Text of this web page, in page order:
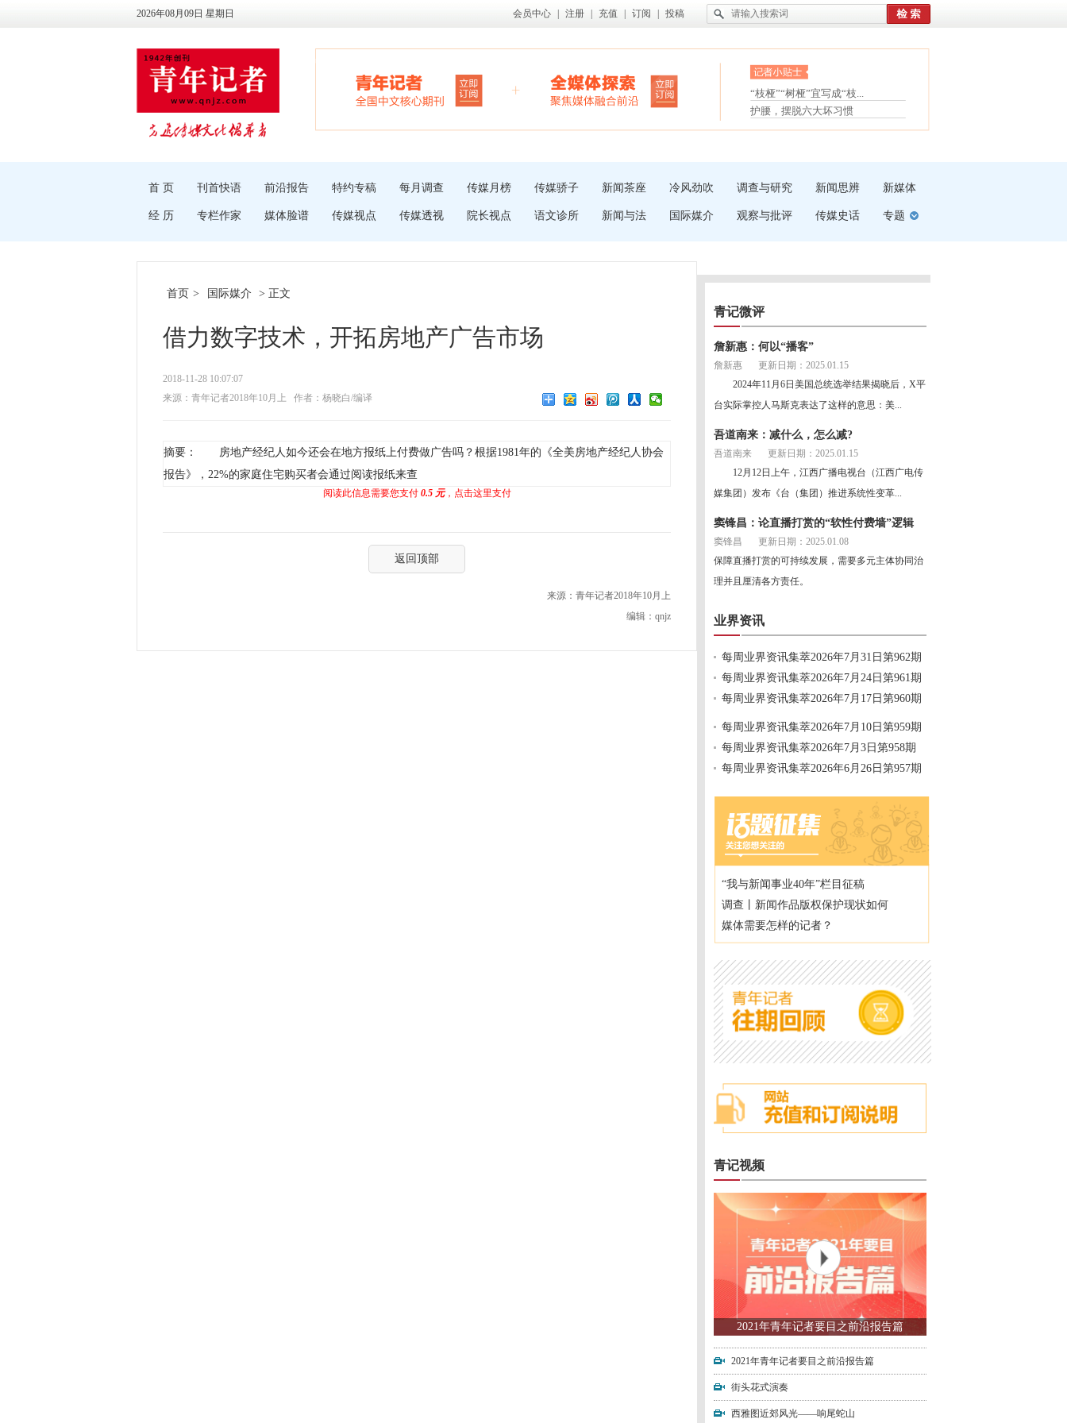
2026年08月09日 星期日 会员中心 注册 充值 订阅 投稿
眼白变红或是结膜下出血
“枝桠”“树桠”宜写成“枝...
夏天缓解疲劳有三招
护腰，摆脱六大坏习惯
首 页 刊首快语 前沿报告 特约专稿 每月调查 传媒月榜 传媒骄子 新闻茶座 冷风劲吹 调查与研究 新闻思辨 新媒体
经 历 专栏作家 媒体脸谱 传媒视点 传媒透视 院长视点 语文诊所 新闻与法 国际媒介 观察与批评 传媒史话 专题
首页 > 国际媒介 > 正文
借力数字技术，开拓房地产广告市场
2018-11-28 10:07:07
来源：青年记者2018年10月上
作者：杨晓白/编译
摘要： 房地产经纪人如今还会在地方报纸上付费做广告吗？根据1981年的《全美房地产经纪人协会
报告》，22%的家庭住宅购买者会通过阅读报纸来查
阅读此信息需要您支付 0.5 元，点击这里支付
返回顶部
来源：青年记者2018年10月上
编辑：qnjz
青记微评
詹新惠：何以“播客”
詹新惠
更新日期：2025.01.15
2024年11月6日美国总统选举结果揭晓后，X平
台实际掌控人马斯克表达了这样的意思：美...
吾道南来：减什么，怎么减?
吾道南来
更新日期：2025.01.15
12月12日上午，江西广播电视台（江西广电传
媒集团）发布《台（集团）推进系统性变革...
窦锋昌：论直播打赏的“软性付费墙”逻辑
窦锋昌
更新日期：2025.01.08
保障直播打赏的可持续发展，需要多元主体协同治
理并且厘清各方责任。
业界资讯
每周业界资讯集萃2026年7月31日第962期
每周业界资讯集萃2026年7月24日第961期
每周业界资讯集萃2026年7月17日第960期
每周业界资讯集萃2026年7月10日第959期
每周业界资讯集萃2026年7月3日第958期
每周业界资讯集萃2026年6月26日第957期
“我与新闻事业40年”栏目征稿
调查丨新闻作品版权保护现状如何
媒体需要怎样的记者？
青记视频
2021年青年记者要目之前沿报告篇
2021年青年记者要目之前沿报告篇
街头花式演奏
西雅图近郊风光——响尾蛇山